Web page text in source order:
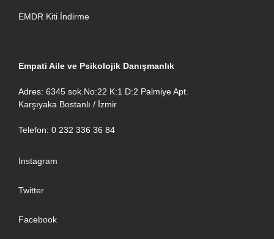
EMDR Kiti İndirme
Empati Aile ve Psikolojik Danışmanlık
Adres: 6345 sok.No:22 K:1 D:2 Palmiye Apt.
Karşıyaka Bostanlı / İzmir
Telefon: 0 232 336 36 84
İnstagram
Twitter
Facebook